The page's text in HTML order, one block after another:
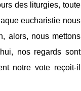
des liturgies, toute
eucharistie nous
alors, nous mettons
nos regards sont
notre vote reçoit-il